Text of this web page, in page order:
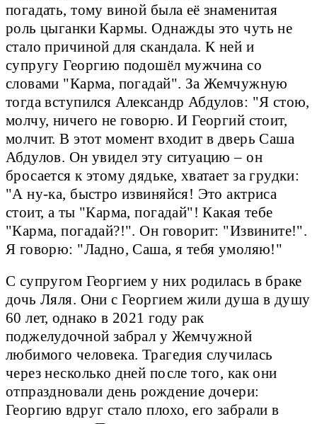
погадать, тому виной была её знаменитая
роль цыганки Кармы. Однажды это чуть не
стало причиной для скандала. К ней и
супругу Георгию подошёл мужчина со
словами "Карма, погадай". За Жемчужную
тогда вступился Александр Абдулов: "Я стою,
молчу, ничего не говорю. И Георгий стоит,
молчит. В этот момент входит в дверь Саша
Абдулов. Он увидел эту ситуацию – он
бросается к этому дядьке, хватает за грудки:
"А ну-ка, быстро извиняйся! Это актриса
стоит, а ты "Карма, погадай"! Какая тебе
"Карма, погадай?!". Он говорит: "Извините!".
Я говорю: "Ладно, Саша, я тебя умоляю!"
С супругом Георгием у них родилась в браке
дочь Ляля. Они с Георгием жили душа в душу
60 лет, однако в 2021 году рак
поджелудочной забрал у Жемчужной
любимого человека. Трагедия случилась
через несколько дней после того, как они
отпраздновали день рождение дочери:
Георгию вдруг стало плохо, его забрали в